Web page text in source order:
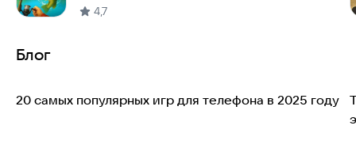
4,7
Блог
20 самых популярных игр для телефона в 2025 году